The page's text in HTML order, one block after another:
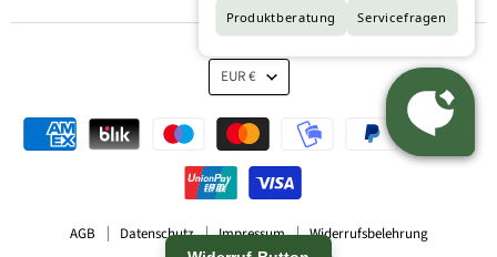
AGB Datenschutz Impressum
Widerrufsbelehrung
EUR €